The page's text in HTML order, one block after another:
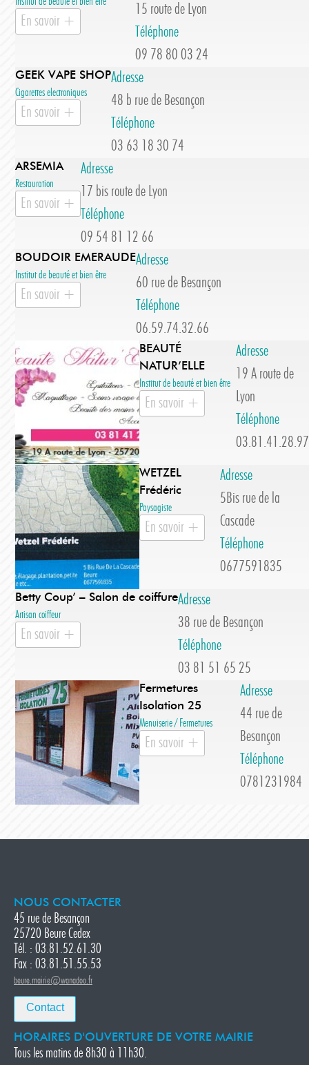
En savoir +
15 route de Lyon
Téléphone
09 78 80 03 24
GEEK VAPE SHOP
Cigarettes electroniques
En savoir +
Adresse
48 b rue de Besançon
Téléphone
03 63 18 30 74
ARSEMIA
Restauration
En savoir +
Adresse
17 bis route de Lyon
Téléphone
09 54 81 12 66
BOUDOIR EMERAUDE
Institut de beauté et bien être
En savoir +
Adresse
60 rue de Besançon
Téléphone
06.59.74.32.66
BEAUTÉ
NATUR’ELLE
Institut de beauté et bien être
En savoir +
Adresse
19 A route de
Lyon
Téléphone
03.81.41.28.97
WETZEL
Frédéric
Paysagiste
En savoir +
Adresse
5Bis rue de la
Cascade
Téléphone
0677591835
Betty Coup’ – Salon de coiffure
Artisan coiffeur
En savoir +
Adresse
38 rue de Besançon
Téléphone
03 81 51 65 25
Fermetures
Isolation 25
Menuiserie / Fermetures
En savoir +
Adresse
44 rue de
Besançon
Téléphone
0781231984
NOUS CONTACTER
45 rue de Besançon
25720 Beure Cedex
Tél. : 03.81.52.61.30
Fax : 03.81.51.55.53
beure.mairie@wanadoo.fr
Contact
HORAIRES D'OUVERTURE DE VOTRE MAIRIE
Tous les matins de 8h30 à 11h30.